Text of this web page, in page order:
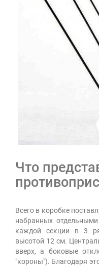
Что
Всего в коробке
набранных
каждой секции в 3
высотой 12 см.
вверх, а боковые
"короны"). Благодаря